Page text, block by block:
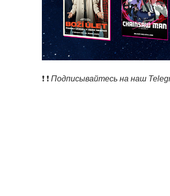
❗️ ❗️Подписывайтесь на наш